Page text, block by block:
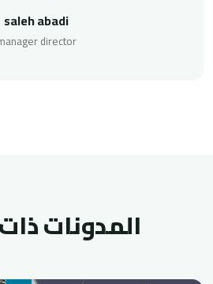
saleh abadi
director
المدونات